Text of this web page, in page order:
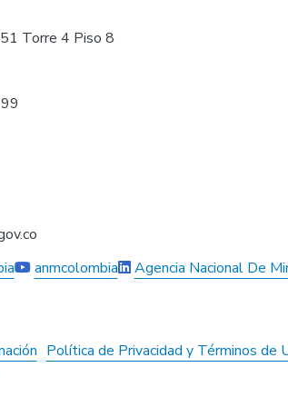
Torre 4 Piso 8
anmcolombia Agencia Nacional De
Política de Privacidad y Términos de